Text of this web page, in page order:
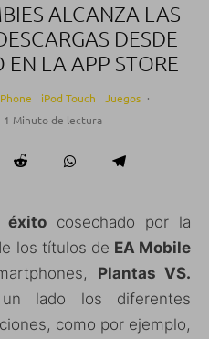
ALCANZA LAS
DESDE
LA APP STORE
iPod Touch Juegos ·
1 Minuto de lectura
éxitocosechado por la
los títulos de EA Mobile
Plantas VS.
lado los diferentes
como por ejemplo,